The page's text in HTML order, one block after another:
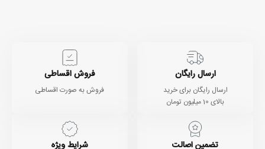
ارسال رایگان
ارسال رایگان برای خرید
بالای 10 میلیون تومان
فروش اقساطی
فروش به صورت اقساطی
تضمین اصالت شرایط ویژه